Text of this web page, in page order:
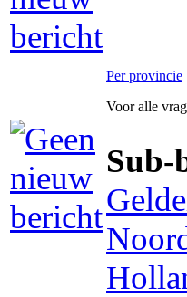
Per provincie
Voor alle
Sub-